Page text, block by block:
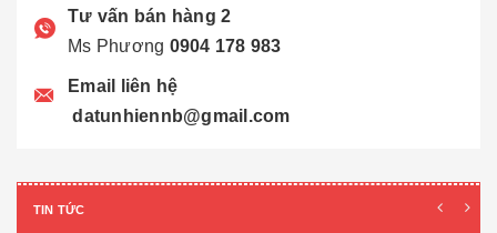
Tư vấn bán hàng 2
Ms Phương 0904 178 983
Email liên hệ
datunhiennb@gmail.com
TIN TỨC